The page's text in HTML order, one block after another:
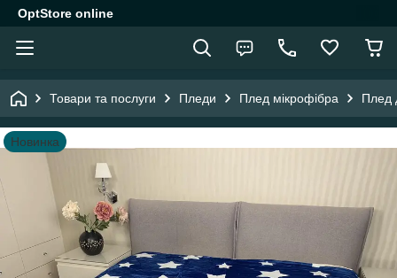
OptStore online
Товари та послуги Пледи Плед мікрофібра Плед
Новинка